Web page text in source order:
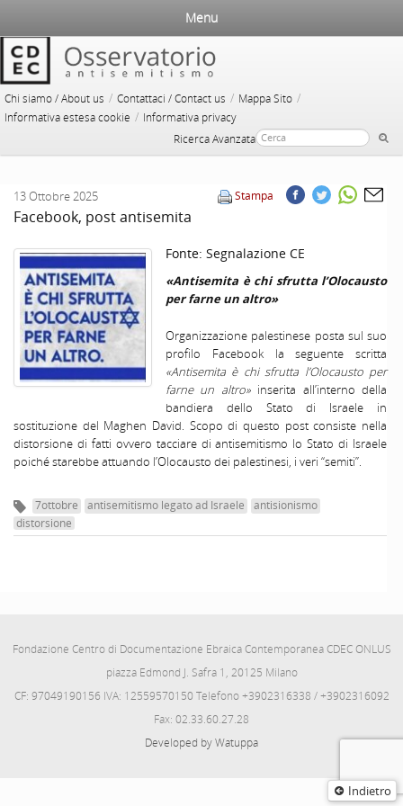
Chi siamo / About us / Contattaci / Contact us / Mappa Sito /
Informativa estesa cookie / Informativa privacy
Ricerca Avanzata
Menu
Indietro
Stampa
13 Ottobre 2025
Facebook, post antisemita
Fonte: Segnalazione CE
«Antisemita è chi sfrutta l’Olocausto
per farne un altro»
Organizzazione palestinese posta sul suo
profilo Facebook la seguente scritta
«Antisemita è chi sfrutta l’Olocausto per
farne un altro»inserita all’interno della
bandiera dello Stato di Israele in
sostituzione del Maghen David. Scopo di questo post consiste nella
distorsione di fatti ovvero tacciare di antisemitismo lo Stato di Israele
poiché starebbe attuando l’Olocausto dei palestinesi, i veri “semiti”.
7ottobre antisemitismo legato ad Israele
antisionismo
distorsione
Fondazione Centro di Documentazione Ebraica Contemporanea CDEC ONLUS
piazza Edmond J. Safra 1, 20125 Milano
CF: 97049190156 IVA: 12559570150 Telefono +3902316338 / +3902316092
Fax: 02.33.60.27.28
Developed by Watuppa